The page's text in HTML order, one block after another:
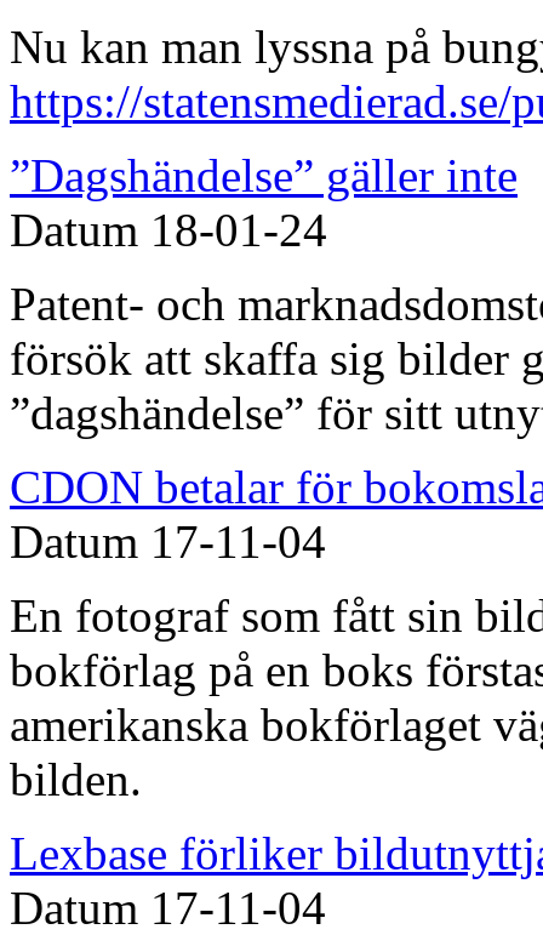
Nu kan man lyssna på
https://
”Dagshändelse” gäller inte
Datum 18-01-24
Patent- och
försök att skaffa sig bilder
”dagshändelse” för sitt
CDON betalar för
Datum 17-11-04
En fotograf som fått sin
bokförlag på en boks
amerikanska bokförlaget
bilden.
Lexbase förliker
Datum 17-11-04